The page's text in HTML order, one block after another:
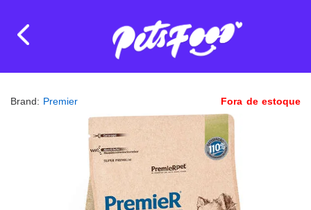
Brand: Premier Fora de estoque